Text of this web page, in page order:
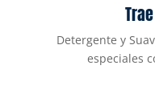
Detergente y
especiales